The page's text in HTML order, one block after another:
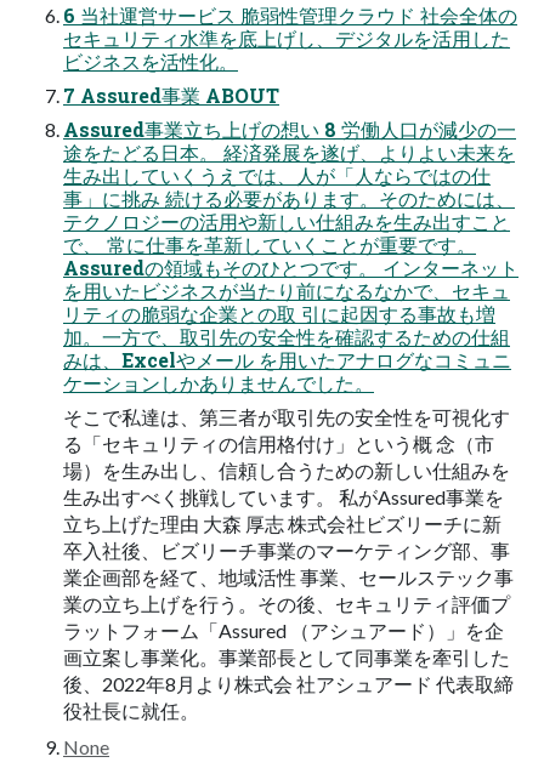
6 当社運営サービス 脆弱性管理クラウド 社会全体の
セキュリティ⽔準を底上げし、デジタルを活⽤した
ビジネスを活性化。
7 Assured事業 ABOUT
Assured事業立ち上げの想い 8 労働⼈⼝が減少の⼀
途をたどる⽇本。 経済発展を遂げ、よりよい未来を
⽣み出していくうえでは、⼈が「⼈ならではの仕
事」に挑み 続ける必要があります。そのためには、
テクノロジーの活⽤や新しい仕組みを⽣み出すこと
で、 常に仕事を⾰新していくことが重要です。
Assuredの領域もそのひとつです。 インターネット
を⽤いたビジネスが当たり前になるなかで、セキュ
リティの脆弱な企業との取 引に起因する事故も増
加。⼀⽅で、取引先の安全性を確認するための仕組
みは、Excelやメール を⽤いたアナログなコミュニ
ケーションしかありませんでした。
そこで私達は、第三者が取引先の安全性を可視化す
る「セキュリティの信⽤格付け」という概 念（市
場）を⽣み出し、信頼し合うための新しい仕組みを
⽣み出すべく挑戦しています。 私がAssured事業を
立ち上げた理由 ⼤森 厚志 株式会社ビズリーチに新
卒⼊社後、ビズリーチ事業のマーケティング部、事
業企画部を経て、地域活性 事業、セールステック事
業の⽴ち上げを⾏う。その後、セキュリティ評価プ
ラットフォーム「Assured （アシュアード）」を企
画⽴案し事業化。事業部⻑として同事業を牽引した
後、2022年8⽉より株式会 社アシュアード 代表取締
役社⻑に就任。
None